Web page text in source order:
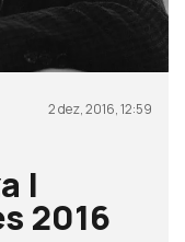
2 dez, 2016, 12:59
|
2016